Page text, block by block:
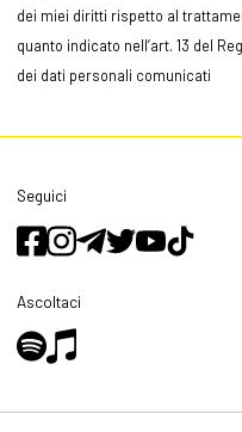
dei miei diritti rispetto al
quanto indicato nell’art. 13 del
dei dati personali comunicati
Seguici
Ascoltaci